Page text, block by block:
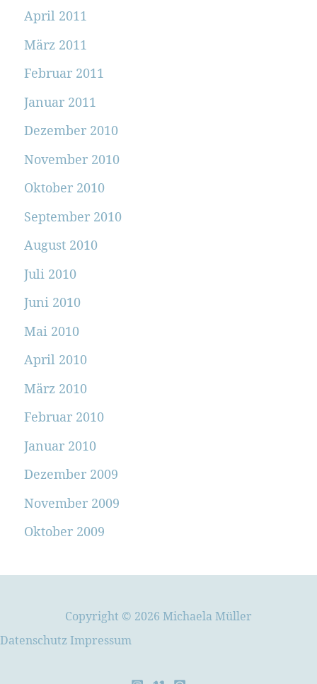
April 2011
März 2011
Februar 2011
Januar 2011
Dezember 2010
November 2010
Oktober 2010
September 2010
August 2010
Juli 2010
Juni 2010
Mai 2010
April 2010
März 2010
Februar 2010
Januar 2010
Dezember 2009
November 2009
Oktober 2009
Copyright © 2026 Michaela Müller
Datenschutz Impressum